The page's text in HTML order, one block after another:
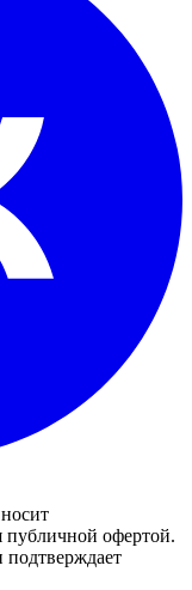
публичной офертой.
подтверждает